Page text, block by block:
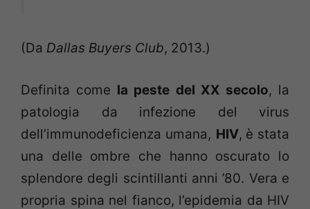
(Da Dallas Buyers Club, 2013.)
Definita come la peste del XX secolo, la
patologia da infezione del virus
dell’immunodeficienza umana, HIV, è stata
una delle ombre che hanno oscurato lo
splendore degli scintillanti anni ’80. Vera e
propria spina nel fianco, l’epidemia da HIV